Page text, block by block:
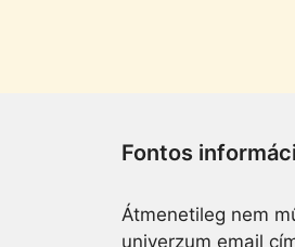
Fontos
Átmenetileg nem
univerzum email